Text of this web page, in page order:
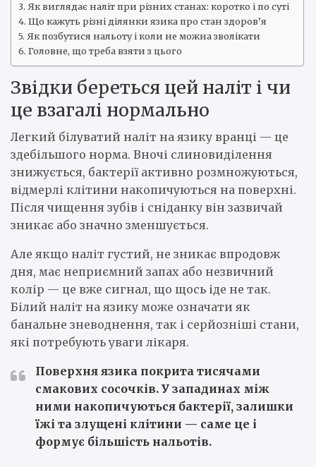
Як виглядає наліт при різних станах: коротко і по суті
Що кажуть різні ділянки язика про стан здоров’я
Як позбутися нальоту і коли не можна зволікати
Головне, що треба взяти з цього
Звідки береться цей наліт і чи
це взагалі нормально
Легкий білуватий наліт на язику вранці — це
здебільшого норма. Вночі слиновиділення
знижується, бактерії активно розмножуються,
відмерлі клітини накопичуються на поверхні.
Після чищення зубів і сніданку він зазвичай
зникає або значно зменшується.
Але якщо наліт густий, не зникає впродовж
дня, має неприємний запах або незвичний
колір — це вже сигнал, що щось іде не так.
Білий наліт на язику може означати як
банальне зневоднення, так і серйозніші стани,
які потребують уваги лікаря.
Поверхня язика покрита тисячами
смакових сосочків. У западинах між
ними накопичуються бактерії, залишки
їжі та злущені клітини — саме це і
формує більшість нальотів.